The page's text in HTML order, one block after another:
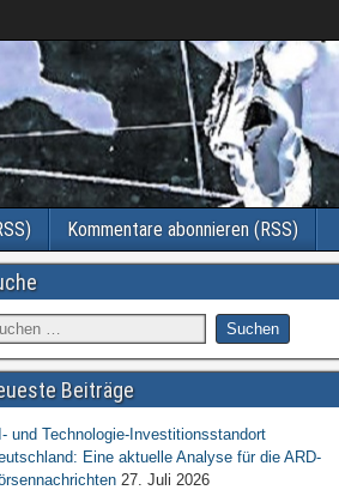
Kommentare abonnieren (RSS)
Beiträge
und Technologie-Investitionsstandort
Eine aktuelle Analyse für die ARD-
27. Juli 2026